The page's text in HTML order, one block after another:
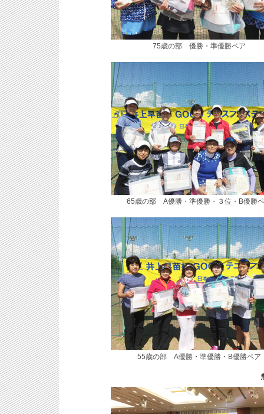
75歳の部 優勝・準優勝ペア
65歳の部 A優勝・準優勝・３位・B優勝
55歳の部 A優勝・準優勝・B優勝ペア